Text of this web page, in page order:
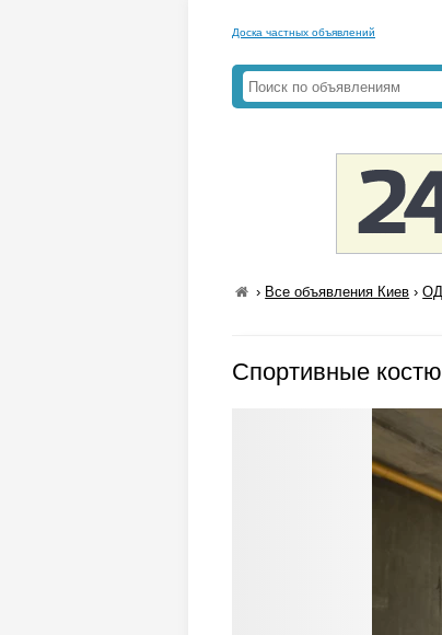
Доска частных объявлений
› Все объявления Киев ›
Спортивные